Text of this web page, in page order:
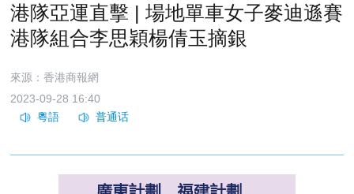
港隊亞運直擊 | 場地單車女子麥迪遜賽
港隊組合李思穎楊倩玉摘銀
來源：香港商報網
2023-09-28 16:40